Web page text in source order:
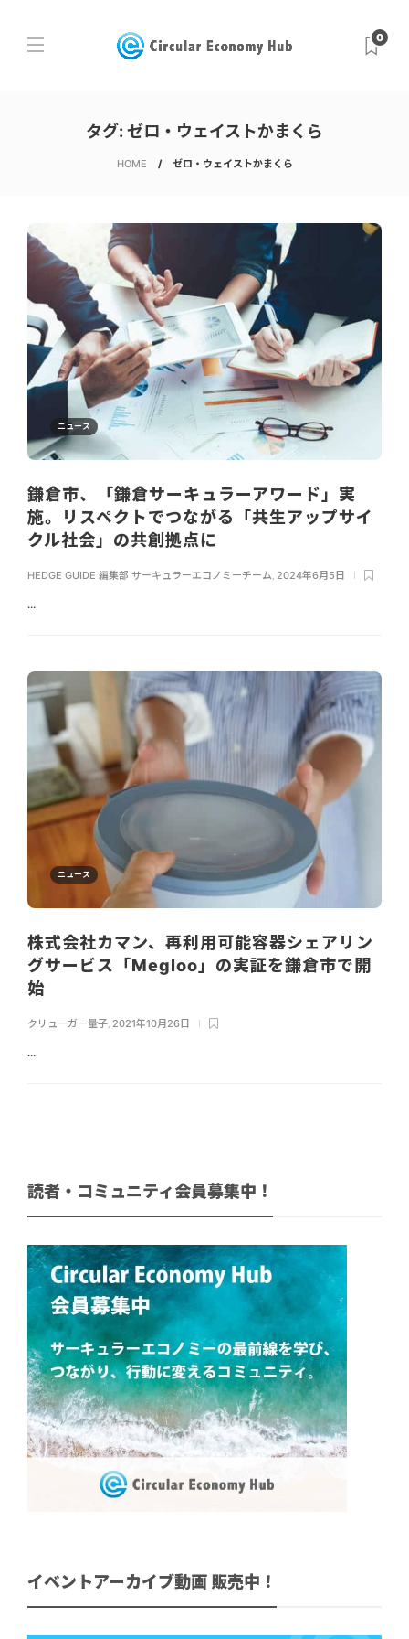
0
タグ: ゼロ・ウェイストかまくら
HOME ゼロ・ウェイストかまくら
ニュース
鎌倉市、「鎌倉サーキュラーアワード」実
施。リスペクトでつながる「共生アップサイ
クル社会」の共創拠点に
HEDGE GUIDE 編集部 サーキュラーエコノミーチーム 2024年6月5日
...
ニュース
株式会社カマン、再利用可能容器シェアリン
グサービス「Megloo」の実証を鎌倉市で開
始
クリューガー量子, 2021年10月26日
...
読者・コミュニティ会員募集中！
イベントアーカイブ動画 販売中！